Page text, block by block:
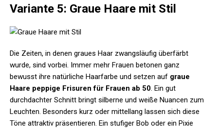
Variante 5: Graue Haare mit Stil
Die Zeiten, in denen graues Haar zwangsläufig überfärbt
wurde, sind vorbei. Immer mehr Frauen betonen ganz
bewusst ihre natürliche Haarfarbe und setzen auf graue
Haare peppige Frisuren für Frauen ab 50. Ein gut
durchdachter Schnitt bringt silberne und weiße Nuancen zum
Leuchten. Besonders kurz oder mittellang lassen sich diese
Töne attraktiv präsentieren. Ein stufiger Bob oder ein Pixie